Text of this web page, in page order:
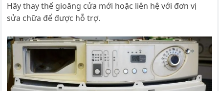
Hãy thay thế gioăng cửa mới hoặc liên hệ với đơn vị
sửa chữa để được hỗ trợ.